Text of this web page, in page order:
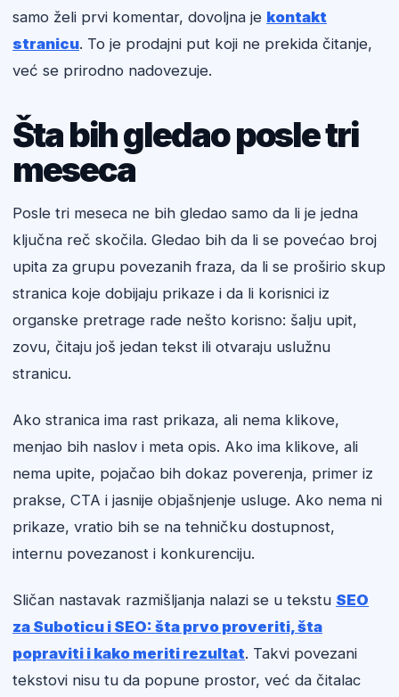
samo želi prvi komentar, dovoljna je kontakt
stranicu. To je prodajni put koji ne prekida čitanje,
već se prirodno nadovezuje.
Šta bih gledao posle tri
meseca
Posle tri meseca ne bih gledao samo da li je jedna
ključna reč skočila. Gledao bih da li se povećao broj
upita za grupu povezanih fraza, da li se proširio skup
stranica koje dobijaju prikaze i da li korisnici iz
organske pretrage rade nešto korisno: šalju upit,
zovu, čitaju još jedan tekst ili otvaraju uslužnu
stranicu.
Ako stranica ima rast prikaza, ali nema klikove,
menjao bih naslov i meta opis. Ako ima klikove, ali
nema upite, pojačao bih dokaz poverenja, primer iz
prakse, CTA i jasnije objašnjenje usluge. Ako nema ni
prikaze, vratio bih se na tehničku dostupnost,
internu povezanost i konkurenciju.
Sličan nastavak razmišljanja nalazi se u tekstu SEO
za Suboticu i SEO: šta prvo proveriti, šta
popraviti i kako meriti rezultat. Takvi povezani
tekstovi nisu tu da popune prostor, već da čitalac